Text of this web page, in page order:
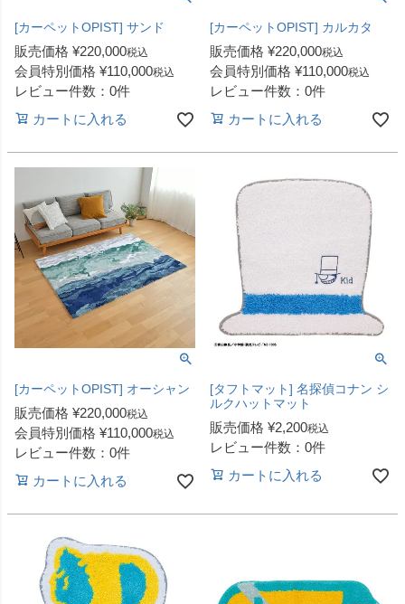
[カーペットOPIST] サンド
販売価格 ¥220,000税込
会員特別価格 ¥110,000税込
レビュー件数：0件
カートに入れる
[カーペットOPIST] カルカタ
販売価格 ¥220,000税込
会員特別価格 ¥110,000税込
レビュー件数：0件
カートに入れる
[カーペットOPIST] オーシャン
販売価格 ¥220,000税込
会員特別価格 ¥110,000税込
レビュー件数：0件
カートに入れる
[タフトマット] 名探偵コナン シ
ルクハットマット
販売価格 ¥2,200税込
レビュー件数：0件
カートに入れる